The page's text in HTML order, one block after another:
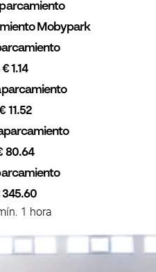
Mobypark
€ 1.14
11.52
80.64
1 hora